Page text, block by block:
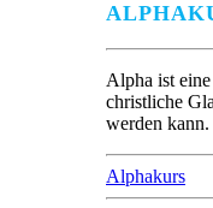
Alpha ist
christliche
werden kann.
Alphakurs